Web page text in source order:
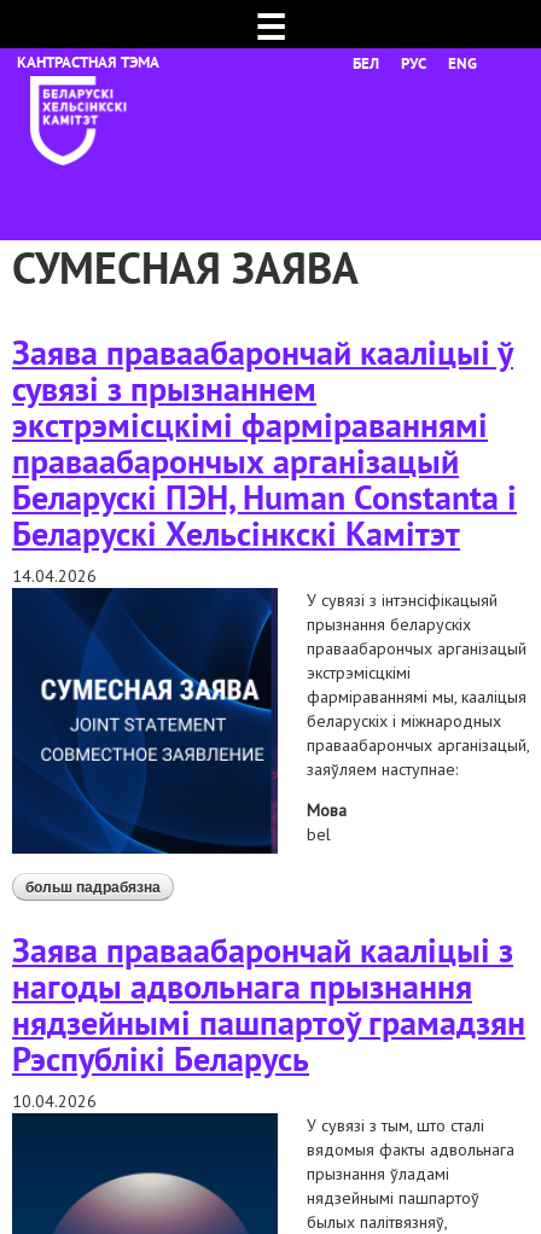
☰
БЕЛ РУС ENG
СУМЕСНАЯ ЗАЯВА
Заява праваабарончай кааліцыі ў
сувязі з прызнаннем
экстрэмісцкімі фарміраваннямі
праваабарончых арганізацый
Беларускі ПЭН, Human Constanta і
Беларускі Хельсінкскі Камітэт
14.04.2026
У сувязі з інтэнсіфікацыяй
прызнання беларускіх
праваабарончых арганізацый
экстрэмісцкімі
фарміраваннямі мы, кааліцыя
беларускіх і міжнародных
праваабарончых арганізацый,
заяўляем наступнае:
Мова
bel
больш падрабязна аб заява праваабарончай кааліцыі ў сувязі з
прызнаннем экстрэмісцкімі фарміраваннямі
constanta і беларускі хельсінкскі камітэт
Заява праваабарончай кааліцыі з
нагоды адвольнага прызнання
нядзейнымі пашпартоў грамадзян
Рэспублікі Беларусь
10.04.2026
У сувязі з тым, што сталі
вядомыя факты адвольнага
прызнання ўладамі
нядзейнымі пашпартоў
былых палітвязняў,